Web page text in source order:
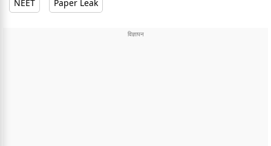
NEET Paper Leak